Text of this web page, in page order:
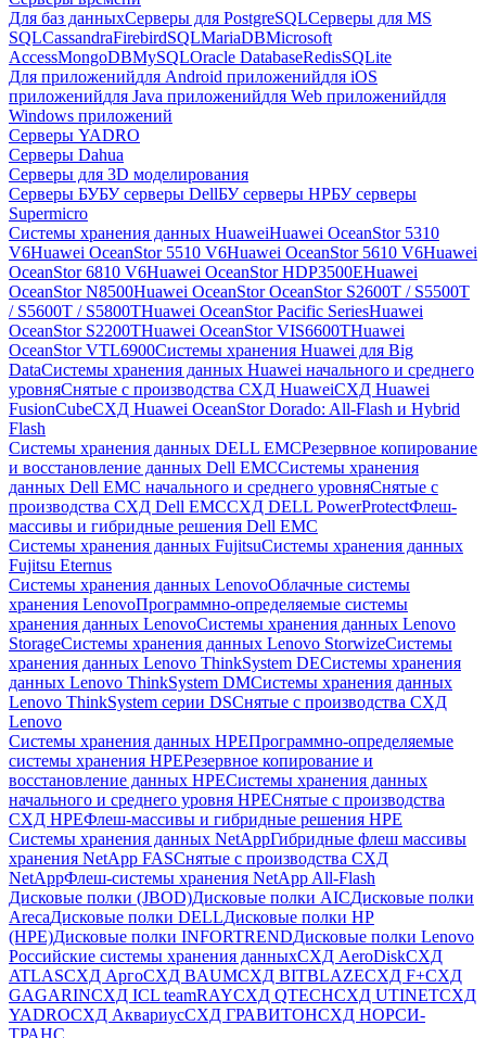
Для баз данныхСерверы для PostgreSQLСерверы для MS
SQLCassandraFirebirdSQLMariaDBMicrosoft
AccessMongoDBMySQLOracle DatabaseRedisSQLite
Для приложенийдля Android приложенийдля iOS
приложенийдля Java приложенийдля Web приложенийдля
Windows приложений
Серверы YADRO
Серверы Dahua
Серверы для 3D моделирования
Серверы БУБУ серверы DellБУ серверы HPБУ серверы
Supermicro
Системы хранения данных HuaweiHuawei OceanStor 5310
V6Huawei OceanStor 5510 V6Huawei OceanStor 5610 V6Huawei
OceanStor 6810 V6Huawei OceanStor HDP3500EHuawei
OceanStor N8500Huawei OceanStor OceanStor S2600T / S5500T
/ S5600T / S5800THuawei OceanStor Pacific SeriesHuawei
OceanStor S2200THuawei OceanStor VIS6600THuawei
OceanStor VTL6900Системы хранения Huawei для Big
DataСистемы хранения данных Huawei начального и среднего
уровняСнятые с производства СХД HuaweiСХД Huawei
FusionCubeСХД Huawei OceanStor Dorado: All-Flash и Hybrid
Flash
Системы хранения данных DELL EMCРезервное копирование
и восстановление данных Dell EMCСистемы хранения
данных Dell EMC начального и среднего уровняСнятые с
производства СХД Dell EMCСХД DELL PowerProtectФлеш-
массивы и гибридные решения Dell EMC
Системы хранения данных FujitsuСистемы хранения данных
Fujitsu Eternus
Системы хранения данных LenovoОблачные системы
хранения LenovoПрограммно-определяемые системы
хранения данных LenovoСистемы хранения данных Lenovo
StorageСистемы хранения данных Lenovo StorwizeСистемы
хранения данных Lenovo ThinkSystem DEСистемы хранения
данных Lenovo ThinkSystem DMСистемы хранения данных
Lenovo ThinkSystem серии DSСнятые с производства СХД
Lenovo
Системы хранения данных HPEПрограммно-определяемые
системы хранения HPEРезервное копирование и
восстановление данных HPEСистемы хранения данных
начального и среднего уровня HPEСнятые с производства
СХД HPEФлеш-массивы и гибридные решения HPE
Cистемы хранения данных NetAppГибридные флеш массивы
хранения NetApp FASСнятые с производства СХД
NetAppФлеш-системы хранения NetApp All-Flash
Дисковые полки (JBOD)Дисковые полки AICДисковые полки
ArecaДисковые полки DELLДисковые полки HP
(HPE)Дисковые полки INFORTRENDДисковые полки Lenovo
Российские системы хранения данныхСХД AeroDiskСХД
ATLASСХД AргоСХД BAUMСХД BITBLAZEСХД F+СХД
GAGARINСХД ICL teamRAYСХД QTECHСХД UTINETСХД
YADROСХД АквариусСХД ГРАВИТОНСХД НОРСИ-
ТРАНС